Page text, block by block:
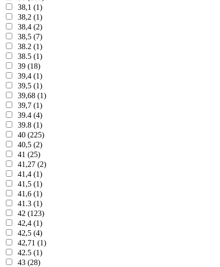
38,1 (1)
38,2 (1)
38,4 (2)
38,5 (7)
38.2 (1)
38.5 (1)
39 (18)
39,4 (1)
39,5 (1)
39,68 (1)
39,7 (1)
39.4 (4)
39.8 (1)
40 (225)
40,5 (2)
41 (25)
41,27 (2)
41,4 (1)
41,5 (1)
41,6 (1)
41.3 (1)
42 (123)
42,4 (1)
42,5 (4)
42,71 (1)
42.5 (1)
43 (28)